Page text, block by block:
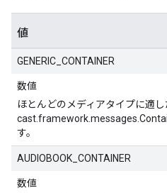
値
GENERIC_CONTAINER
数値
ほとんどのメディアタイプに適し
す。
AUDIOBOOK_CONTAINER
数値